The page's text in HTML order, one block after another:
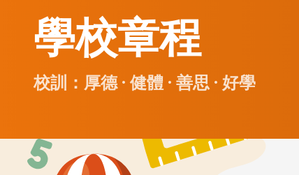
學校章程
校訓：厚德 · 健體 · 善思 · 好學